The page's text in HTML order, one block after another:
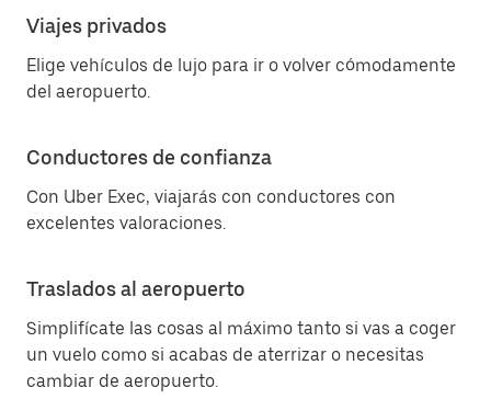
Viajes privados
Elige vehículos de lujo para ir o volver cómodamente
del aeropuerto.
Conductores de confianza
Con Uber Exec, viajarás con conductores con
excelentes valoraciones.
Traslados al aeropuerto
Simplifícate las cosas al máximo tanto si vas a coger
un vuelo como si acabas de aterrizar o necesitas
cambiar de aeropuerto.